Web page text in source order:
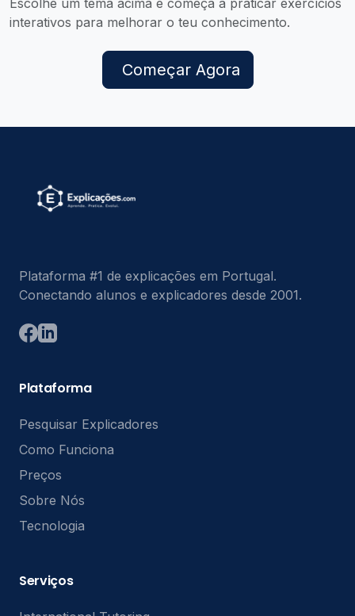
interativos para melhorar o teu conhecimento.
Começar Agora
Plataforma #1 de explicações em Portugal.
Conectando alunos e explicadores desde 2001.
Plataforma
Pesquisar Explicadores
Como Funciona
Preços
Sobre Nós
Tecnologia
Serviços